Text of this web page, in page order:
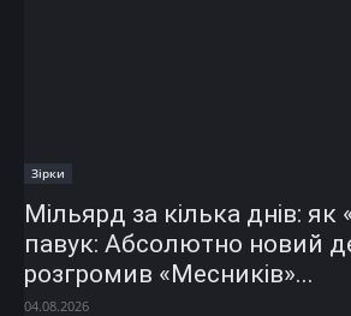
Зірки
Мільярд за кілька днів:
павук: Абсолютно новий
розгромив «Месників»...
04.08.2026